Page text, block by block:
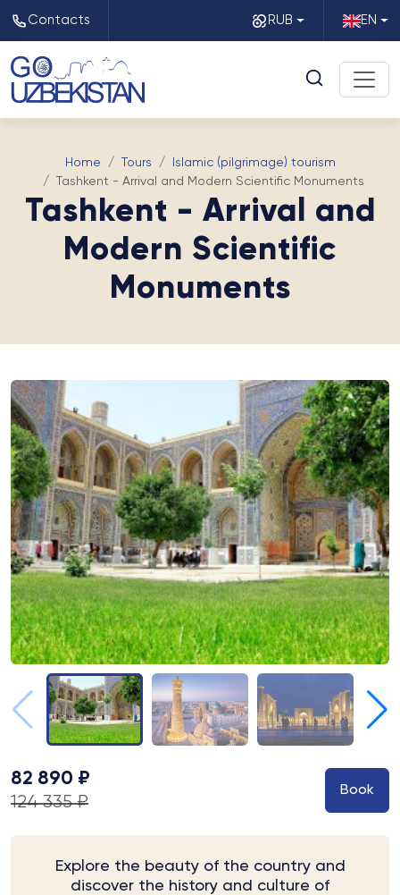
Contacts RUB EN
Home Tours
Islamic (pilgrimage) tourism
Tashkent - Arrival and Modern Scientific Monuments
Tashkent - Arrival and
Modern Scientific
Monuments
82 890 ₽
124 335 ₽
Book
Explore the beauty of the country and
discover the history and culture of